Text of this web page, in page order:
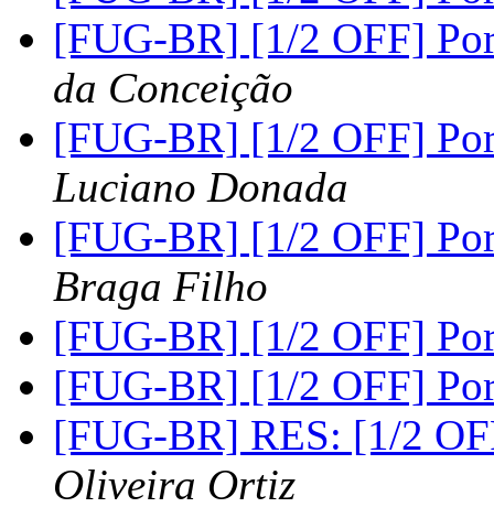
[FUG-BR] [1/2 OFF]
da Conceição
[FUG-BR] [1/2 OFF]
Luciano Donada
[FUG-BR] [1/2 OFF]
Braga Filho
[FUG-BR] [1/2 OFF]
[FUG-BR] [1/2 OFF]
[FUG-BR] RES: [1/2
Oliveira Ortiz